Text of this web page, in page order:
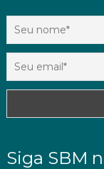
Siga SBM